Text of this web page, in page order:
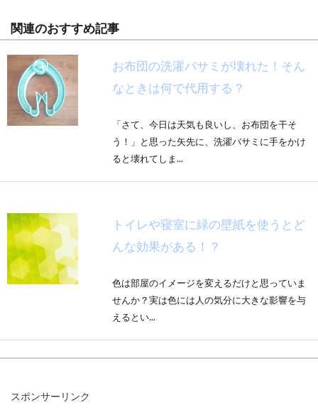
関連のおすすめ記事
お布団の洗濯バサミが壊れた！そん
なときは何で代用する？
「さて、今日は天気も良いし、お布団を干そ
う！」と思った矢先に、洗濯バサミに手をかけ
ると壊れてしま...
トイレや寝室に緑の壁紙を使うとど
んな効果がある！？
色は部屋のイメージを変えるだけと思っていま
せんか？実は色には人の気分に大きな影響を与
えるとい...
スポンサーリンク